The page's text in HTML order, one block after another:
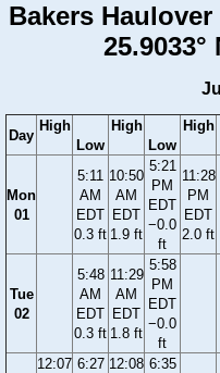
Bakers
25.9033°
Day
High
Low
High
Low
High
Mon
01
5:11
AM
EDT
0.3 ft
10:50
AM
EDT
1.9 ft
5:21
PM
EDT
−0.0
ft
11:28
PM
EDT
2.0 ft
Tue
02
5:48
AM
EDT
0.3 ft
11:29
AM
EDT
1.8 ft
5:58
PM
EDT
−0.0
ft
12:07 6:27 12:08 6:35